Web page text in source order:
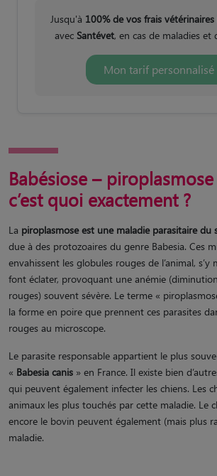
Jusqu'à 100% de vos frais
avecSantévet, en cas de maladies et
Mon tarif personnalisé
Babésiose –
c’est quoi exactement ?
La piroplasmose est une maladie parasitaire du
due à des protozoaires du genre Babesia. Ces
envahissent les globules rouges de l’animal,
font éclater​, provoquant une anémie
rouges) souvent sévère. Le terme «
la forme en poire que prennent ces parasites
rouges au microscope.
Le parasite responsable appartient le plus
« Babesia canis » en France​. Il existe bien
qui peuvent également infecter les chiens. Les
animaux les plus touchés par cette maladie. Le
encore le bovin peuvent également (mais plus
maladie.